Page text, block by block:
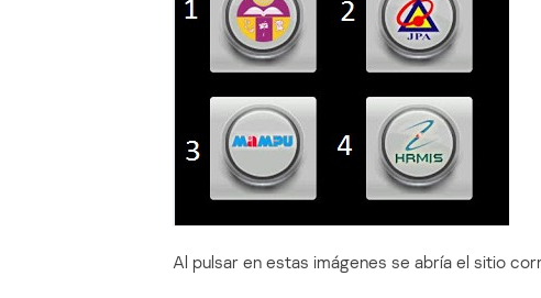
Al pulsar en estas imágenes se abría el sitio